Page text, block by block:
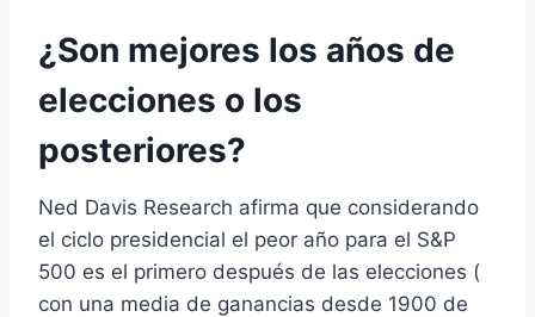
¿Son mejores los años de
elecciones o los
posteriores?
Ned Davis Research afirma que considerando
el ciclo presidencial el peor año para el S&P
500 es el primero después de las elecciones (
con una media de ganancias desde 1900 de